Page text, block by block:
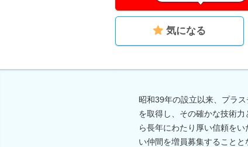
気になる
昭和39年の設立以来、プラ
を取得し、その確かな技術
ら長年にわたり厚い信頼を
い仲間を増員募集することと